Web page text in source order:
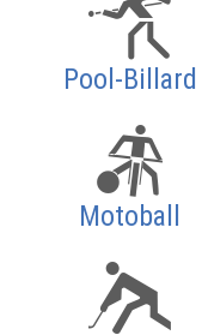
Pool-Billard
Motoball